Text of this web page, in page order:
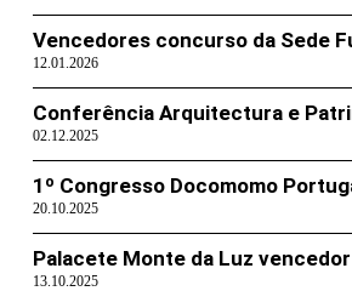
Vencedores concurso da Sede
12.01.2026
Conferência Arquitectura e
02.12.2025
1º Congresso Docomomo
20.10.2025
Palacete Monte da Luz
13.10.2025